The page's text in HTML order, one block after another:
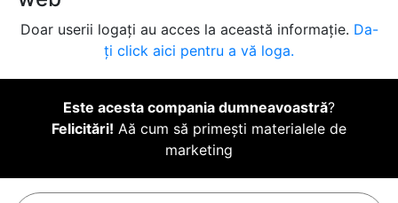
Doar userii logați au acces la această informație. Da-
ți click aici pentru a vă loga.
Este acesta compania dumneavoastră?
Felicitări! Aă cum să primești materialele de
marketing